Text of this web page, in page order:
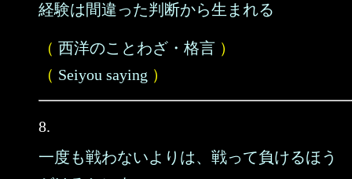
経験は間違った判断から生まれる
（ 西洋のことわざ・格言 ）
（ Seiyou saying ）
8.
一度も戦わないよりは、戦って負けるほう